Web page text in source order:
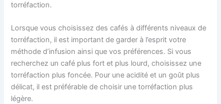
torréfaction.
Lorsque vous choisissez des cafés à différents niveaux de
torréfaction, il est important de garder à l’esprit votre
méthode d’infusion ainsi que vos préférences. Si vous
recherchez un café plus fort et plus lourd, choisissez une
torréfaction plus foncée. Pour une acidité et un goût plus
délicat, il est préférable de choisir une torréfaction plus
légère.